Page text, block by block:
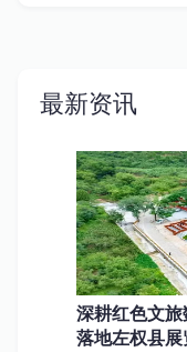
最新资讯
深耕红色文
落地左权县展